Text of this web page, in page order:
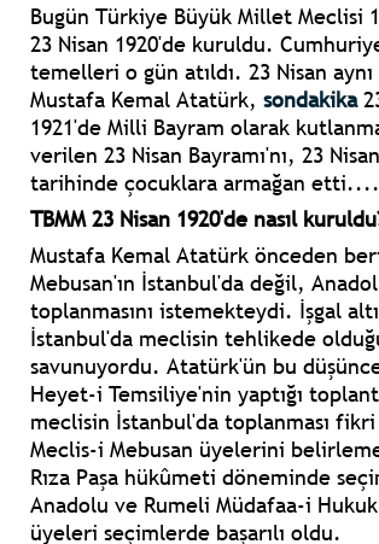
Bugün Türkiye Büyük Millet Meclisi
23 Nisan 1920'de kuruldu.
temelleri o gün atıldı. 23 Nisan
Mustafa Kemal Atatürk, sondakika
1921'de Milli Bayram olarak
verilen 23 Nisan Bayramı'nı, 23
tarihinde çocuklara armağan etti....
TBMM 23 Nisan 1920'de nasıl
Mustafa Kemal Atatürk önceden
Mebusan'ın İstanbul'da değil,
toplanmasını istemekteydi. İşgal
İstanbul'da meclisin tehlikede
savunuyordu. Atatürk'ün bu
Heyet-i Temsiliye'nin yaptığı
meclisin İstanbul'da toplanması fikri
Meclis-i Mebusan üyelerini
Rıza Paşa hükûmeti döneminde
Anadolu ve Rumeli Müdafaa-i
üyeleri seçimlerde başarılı oldu.